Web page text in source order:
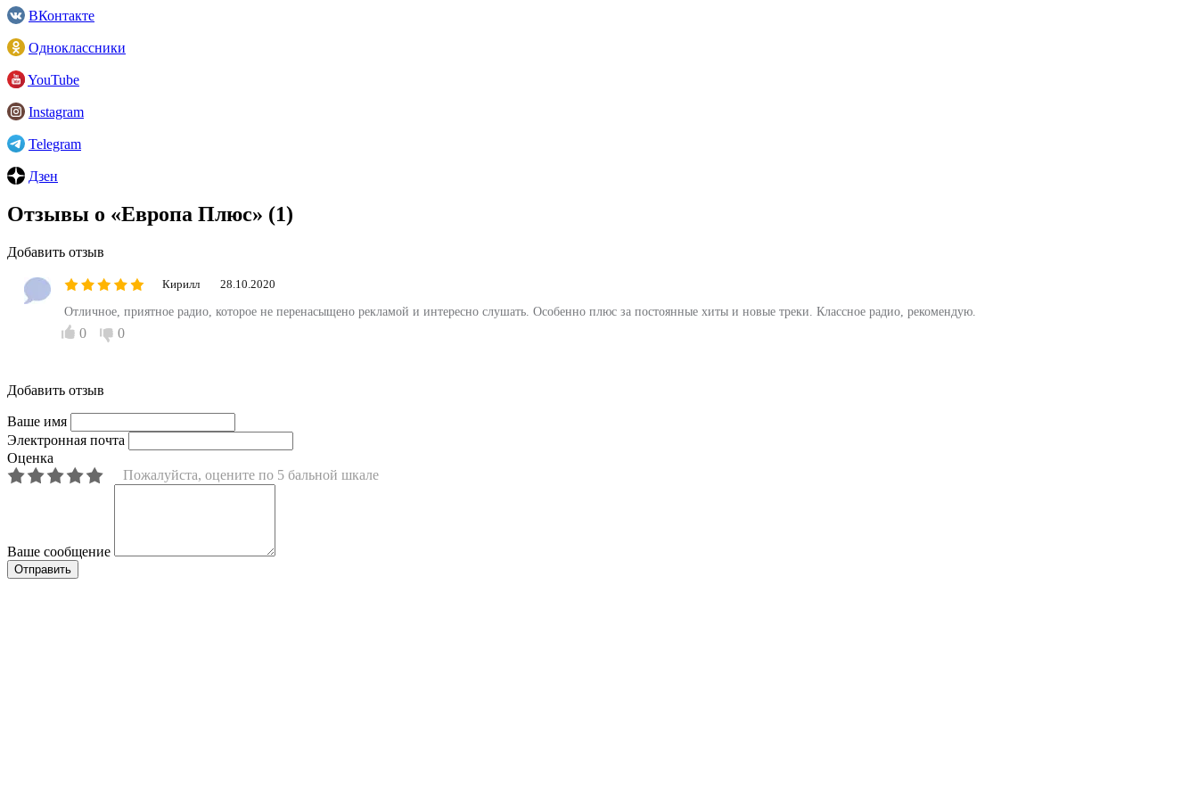
ВКонтакте
Одноклассники
YouTube
Instagram
Telegram
Дзен
Отзывы о «Европа Плюс» (1)
Добавить отзыв
Кирилл 28.10.2020
Отличное, приятное радио, которое не перенасыщено рекламой и интересно слушать. Особенно плюс за постоянные хиты и новые треки. Классное радио, рекомендую.
0 0
Добавить отзыв
Ваше имя
Электронная почта
Оценка
Пожалуйста, оцените по 5 бальной шкале
Ваше сообщение